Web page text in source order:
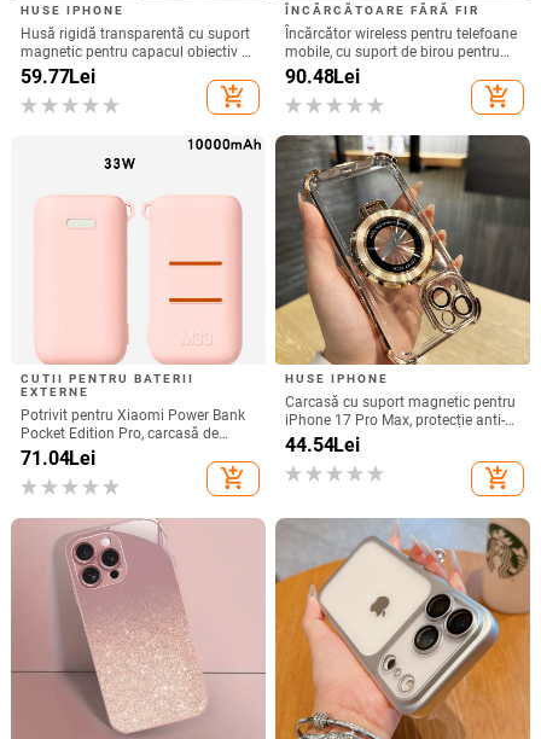
HUSE IPHONE
Husă rigidă transparentă cu suport
magnetic pentru capacul obiectiv –
pentru iPhone 17 Pro Max
59.77Lei
add_shopping_cart
ÎNCĂRCĂTOARE FĂRĂ FIR
Încărcător wireless pentru telefoane
mobile, cu suport de birou pentru
utilizare orizontală sau verticală,
QC3.0, 2 A, 15 W, Încărcare rapidă
90.48Lei
add_shopping_cart
CUTII PENTRU BATERII
EXTERNE
Potrivit pentru Xiaomi Power Bank
Pocket Edition Pro, carcasă de
protecție din silicon 33W 10000mA,
antiderapantă pentru Power Bank
71.04Lei
add_shopping_cart
HUSE IPHONE
Carcasă cu suport magnetic pentru
iPhone 17 Pro Max, protecție anti-
cadere la cele patru colțuri, finisaj
electroplacat din acrilic
44.54Lei
add_shopping_cart